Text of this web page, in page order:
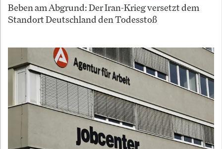
Beben am Abgrund: Der Iran-Krieg versetzt dem
Standort Deutschland den Todesstoß